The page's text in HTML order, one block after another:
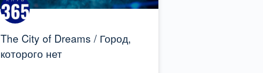
The City of Dreams / Город,
которого нет